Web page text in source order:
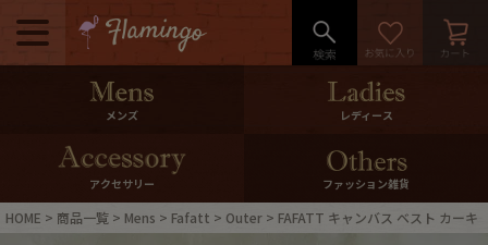
メニュー
500pt＆10％Offクーポンプレゼン
10％0ffクーポンプレゼント
ログイン・会員登録 LINE ID連携
メンズ レディース
アクセサリー ファッション雑貨
HOME 商品一覧 Mens Fafatt Outer FAFATT キャンバス ベスト カーキ